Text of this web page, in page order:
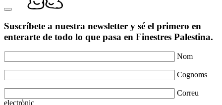
Suscríbete a nuestra newsletter y sé el primero en
enterarte de todo lo que pasa en Finestres Palestina.
Nom
Cognoms
Correu
electrònic